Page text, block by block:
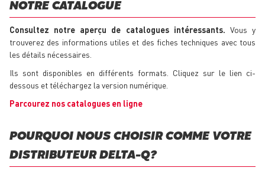
NOTRE CATALOGUE
Consultez notre aperçu de catalogues intéressants. Vous y
trouverez des informations utiles et des fiches techniques avec tous
les détails nécessaires.
Ils sont disponibles en différents formats. Cliquez sur le lien ci-
dessous et téléchargez la version numérique.
Parcourez nos catalogues en ligne
POURQUOI NOUS CHOISIR COMME VOTRE
DISTRIBUTEUR DELTA-Q ?